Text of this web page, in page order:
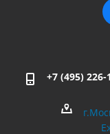
+7 (495) 226-